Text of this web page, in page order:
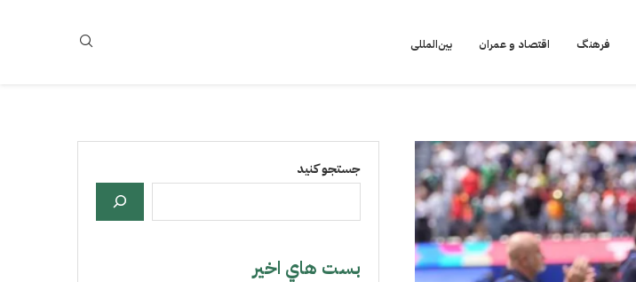
فرهنگ اقتصاد و عمران بین‌المللی
جستجو کنید
بست هاي اخير